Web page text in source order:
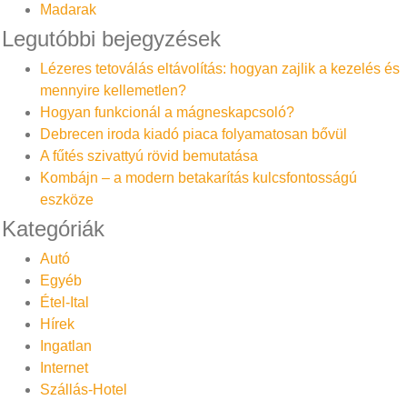
Madarak
Legutóbbi bejegyzések
Lézeres tetoválás eltávolítás: hogyan zajlik a kezelés és
mennyire kellemetlen?
Hogyan funkcionál a mágneskapcsoló?
Debrecen iroda kiadó piaca folyamatosan bővül
A fűtés szivattyú rövid bemutatása
Kombájn – a modern betakarítás kulcsfontosságú
eszköze
Kategóriák
Autó
Egyéb
Étel-Ital
Hírek
Ingatlan
Internet
Szállás-Hotel